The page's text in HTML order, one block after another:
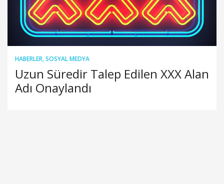
HABERLER,SOSYAL MEDYA
Uzun Süredir Talep Edilen XXX Alan
Adı Onaylandı